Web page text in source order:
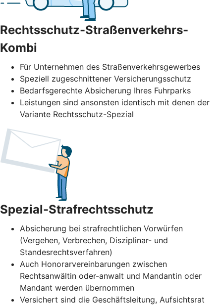
Rechtsschutz-Straßenverkehrs-
Kombi
Für Unternehmen des Straßenverkehrs­gewerbes
Speziell zugeschnittener Versicherungsschutz
Bedarfsgerechte Absicherung Ihres Fuhrparks
Leistungen sind ansonsten identisch mit denen der
Variante Rechtsschutz-Spezial
Spezial-Strafrechtsschutz
Absicherung bei strafrechtlichen Vorwürfen
(Vergehen, Verbrechen, Disziplinar- und
Standesrechtsverfahren)
Auch Honorarvereinbarungen zwischen
Rechtsanwältin oder-anwalt und Mandantin oder
Mandant werden übernommen
Versichert sind die Geschäftsleitung, Aufsichtsrat